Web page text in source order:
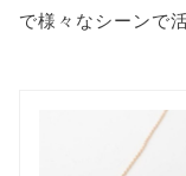
で様々なシーンで